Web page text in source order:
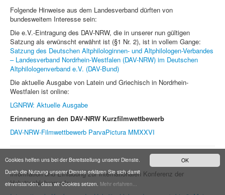
OK
Cookies helfen uns bei der Bereitstellung unserer Dienste.
Durch die Nutzung unserer Dienste erklären Sie sich damit
einverstanden, dass wir Cookies setzen. Mehr erfahren...
Folgende Hinweise aus dem Landesverband dürften von
bundesweitem Interesse sein:
Die e.V.-Eintragung des DAV-NRW, die in unserer nun gültigen
Satzung als erwünscht erwähnt ist (§1 Nr. 2), ist in vollem Gange:
Satzung des Deutschen Altphilologinnen- und Altphilologen-Verbandes
– Landesverband Nordrhein-Westfalen (DAV-NRW) im Deutschen
Altphilologenverband e.V. (DAV-Bund)
Die aktuelle Ausgabe von Latein und Griechisch in Nordrhein-
Westfalen ist online:
LGNRW: Aktuelle Ausgabe
Erinnerung an den DAV-NRW Kurzfilmwettbewerb
DAV-NRW-Filmwettbewerb ParvaPictura MMXXVI
Information und Einladung zur internationalen Konferenz der
Hebräischlehrerenden: